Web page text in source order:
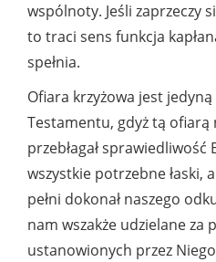
wspólnoty. Jeśli zaprzeczy
to traci sens funkcja
spełnia.
Ofiara krzyżowa jest
Testamentu, gdyż tą ofiarą
przebłagał sprawiedliwość
wszystkie potrzebne łaski,
pełni dokonał naszego
nam wszakże udzielane za
ustanowionych przez